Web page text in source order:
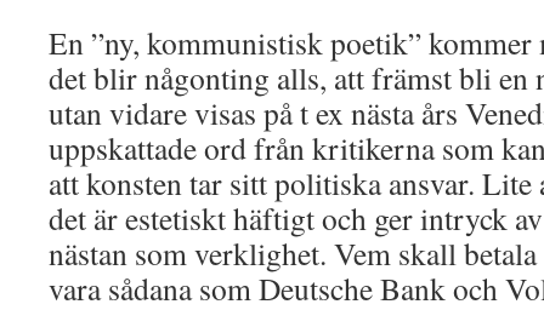
En ”ny, kommunistisk poetik” kommer
det blir någonting alls, att främst bli en
utan vidare visas på t ex nästa års
uppskattade ord från kritikerna som
att konsten tar sitt politiska ansvar.
det är estetiskt häftigt och ger intryck
nästan som verklighet. Vem skall
vara sådana som Deutsche Bank och